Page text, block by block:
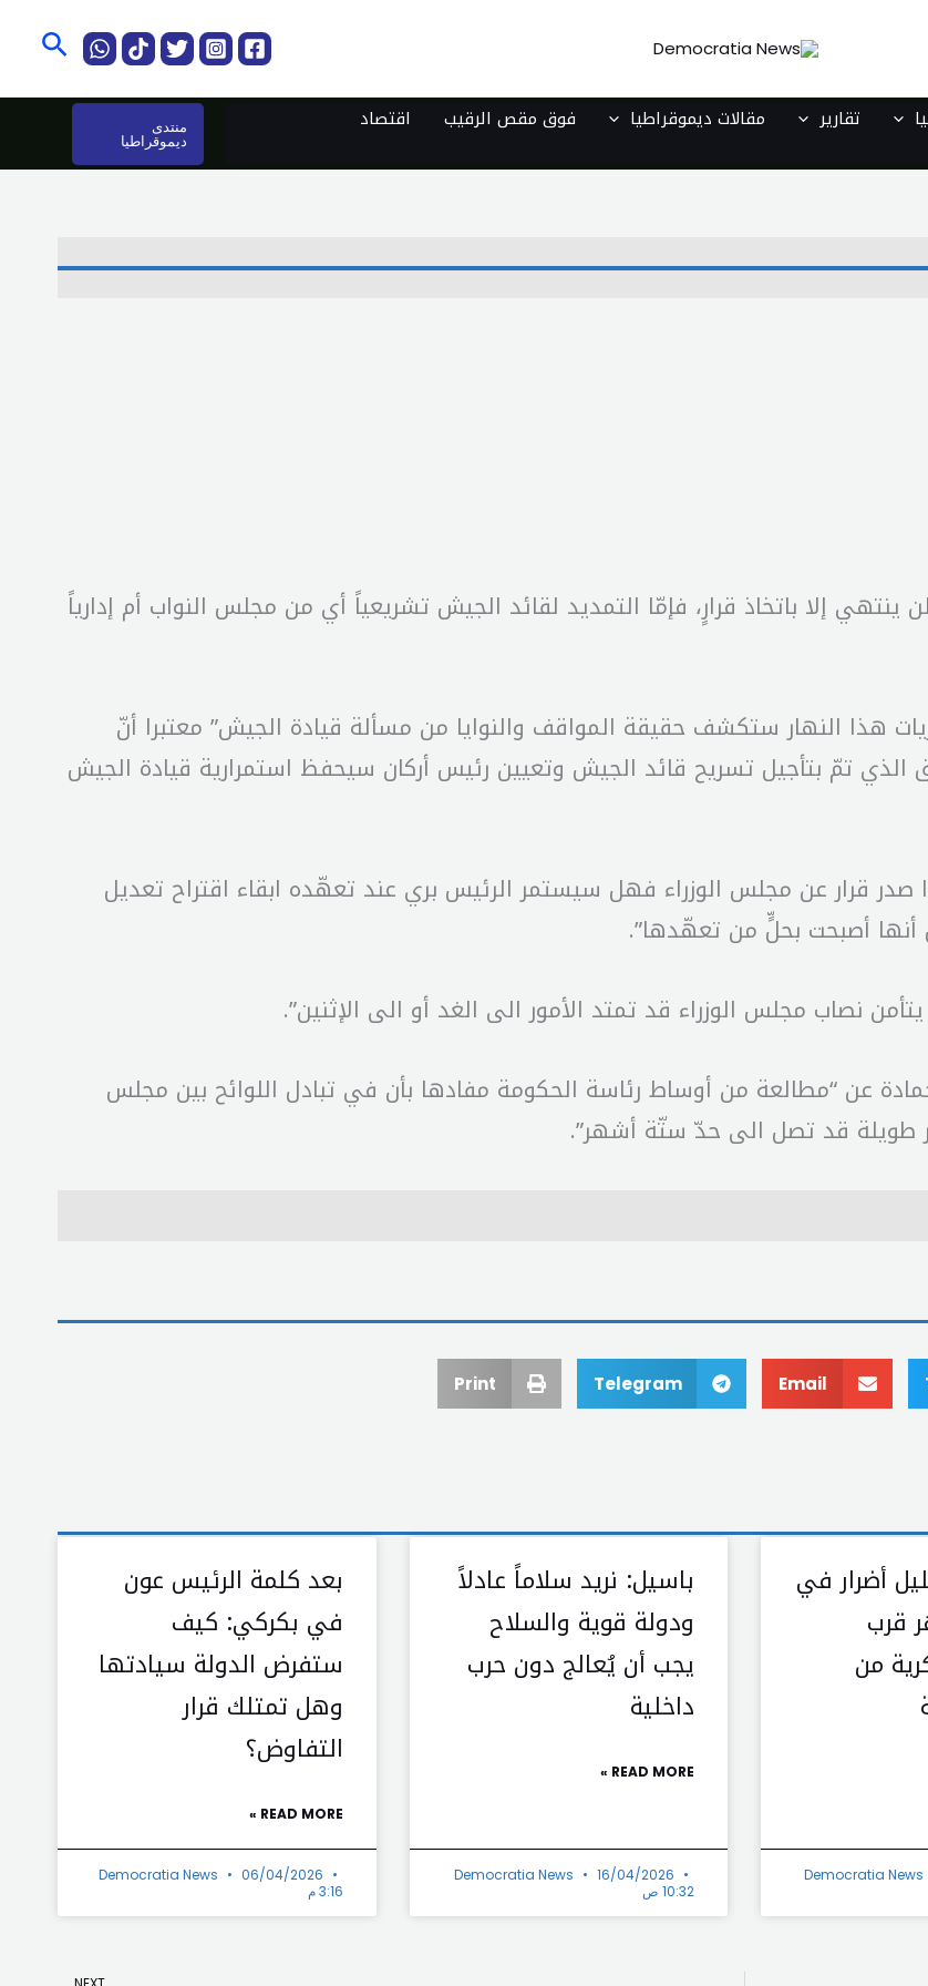
تقارير مقالات ديموقراطيا فوق مقص الرقيب
اقتصاد
منتدى
ديموقراطيا
ينتهي إلا باتخاذ قرارٍ، فإمّا التمديد لقائد الجيش تشريعياً أي من مجلس النواب أم إدارياً
هذا النهار ستكشف حقيقة المواقف والنوايا من مسألة قيادة الجيش” معتبرا أنّ
الذي تمّ بتأجيل تسريح قائد الجيش وتعيين رئيس أركان سيحفظ استمرارية قيادة الجيش
قرار عن مجلس الوزراء فهل سيستمر الرئيس بري عند تعهّده ابقاء اقتراح تعديل
أنها أصبحت بحلٍّ من تعهّدها”.
نصاب مجلس الوزراء قد تمتد الأمور الى الغد أو الى الإثنين”.
عن “مطالعة من أوساط رئاسة الحكومة مفادها بأن في تبادل اللوائح بين مجلس
قد تصل الى حدّ ستّة أشهر”.
Email
Telegram
Print
أضرار في
قرب
من
Democratia News
باسيل: نريد سلاماً عادلاً
ودولة قوية والسلاح
يجب أن يُعالج دون حرب
داخلية
READ MORE »
Democratia News
16/04/2026
10:32 ص
بعد كلمة الرئيس عون
في بكركي: كيف
ستفرض الدولة سيادتها
وهل تمتلك قرار
التفاوض؟
READ MORE »
Democratia News
06/04/2026
3:16 م